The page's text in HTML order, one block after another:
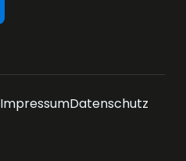
ImpressumDatenschutz